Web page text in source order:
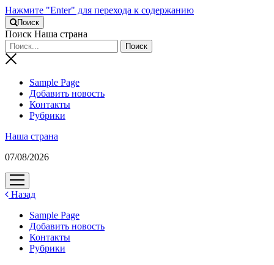
Нажмите "Enter" для перехода к содержанию
Поиск
Поиск Наша страна
Sample Page
Добавить новость
Контакты
Рубрики
Наша страна
07/08/2026
открыть
меню
Назад
Sample Page
Добавить новость
Контакты
Рубрики